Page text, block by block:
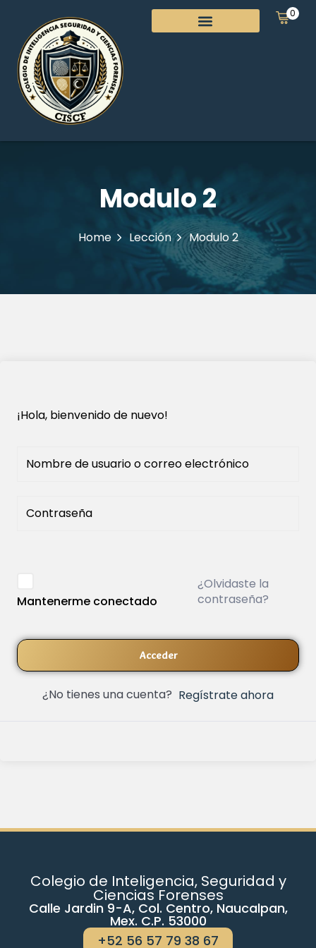
0
Modulo 2
Home Lección Modulo 2
¡Hola, bienvenido de nuevo!
Mantenerme conectado
¿Olvidaste la
contraseña?
Acceder
¿No tienes una cuenta? Regístrate ahora
Colegio de Inteligencia, Seguridad y
Ciencias Forenses
Calle Jardin 9-A, Col. Centro, Naucalpan,
Mex. C.P. 53000
+52 56 57 79 38 67